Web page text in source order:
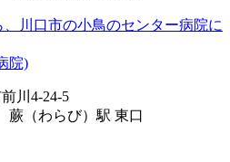
院)
川4-24-5
（わらび）駅 東口